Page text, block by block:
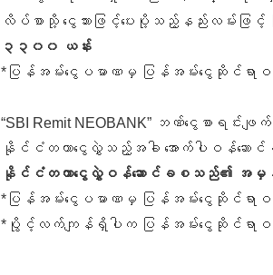
လိပ်စာသို့ ငွေသားဖြင့်ပေးပို့သည့်နည်းလမ်းဖ
၃၃၀၀ ယန်း
*ပြန်အမ်းငွေပမာဏမှ ပြန်အမ်းငွေဆိုင်ရ
“SBI Remit NEOBANK” ဘဏ်ငွေစာရ
နိုင်ငံတကာငွေလွှဲသည့်အခါ အောက်ပါဝန်ဆေ
နိုင်ငံတကာငွေလွှဲဝန်ဆောင်ခစသည်၏ အ
*ပြန်အမ်းငွေပမာဏမှ ပြန်အမ်းငွေဆိုင်ရ
*ပွိုင့်လက်ကျန်ရှိပါက ပြန်အမ်းငွေဆိုင်ရာ